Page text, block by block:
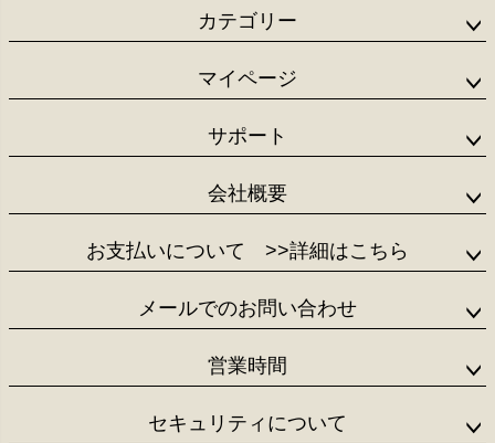
ップ
カテゴリー
マイページ
サポート
会社概要
お支払いについて >>詳細はこちら
メールでのお問い合わせ
営業時間
セキュリティについて